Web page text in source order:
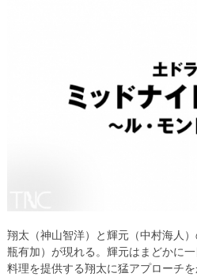
翔太（神山智洋）と輝元（中村海人
瓶有加）が現れる。輝元はまどかに
料理を提供する翔太に猛アプローチを